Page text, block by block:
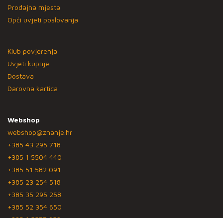
Prodajna mjesta
Opći uvjeti poslovanja
Klub povjerenja
Uvjeti kupnje
Dostava
Darovna kartica
Webshop
webshop@znanje.hr
+385 43 295 718
+385 1 5504 440
+385 51 582 091
+385 23 254 518
+385 35 295 258
+385 52 354 650